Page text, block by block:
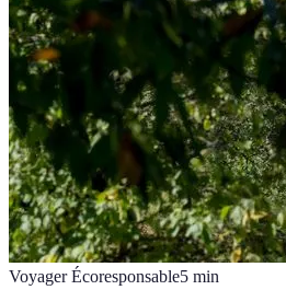
Voyager Écoresponsable5 min